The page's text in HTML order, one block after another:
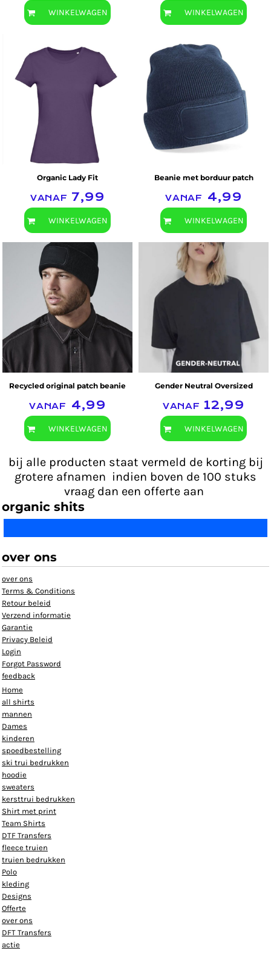
WINKELWAGEN WINKELWAGEN
B&C Collection
Organic Lady Fit
vanaf 7,99
WINKELWAGEN
B&C Collection
Beanie met borduur patch
vanaf 4,99
WINKELWAGEN
Beechfield
Recycled original patch beanie
vanaf 4,99
WINKELWAGEN
B&C Collection
Gender Neutral Oversized
vanaf12,99
WINKELWAGEN
bij alle producten staat vermeld de korting bij
grotere afnamen indien boven de 100 stuks
vraag dan een offerte aan
organic shits
over ons
over ons
Terms & Conditions
Retour beleid
Verzend informatie
Garantie
Privacy Beleid
Login
Forgot Password
feedback
Home
all shirts
mannen
Dames
kinderen
spoedbestelling
ski trui bedrukken
hoodie
sweaters
kersttrui bedrukken
Shirt met print
Team Shirts
DTF Transfers
fleece truien
truien bedrukken
Polo
kleding
Designs
Offerte
over ons
DFT Transfers
actie